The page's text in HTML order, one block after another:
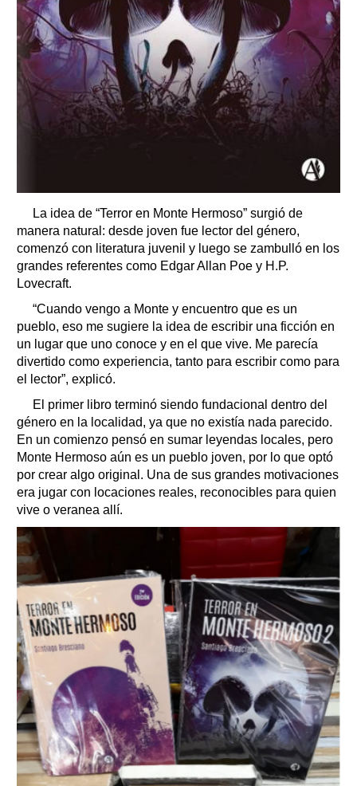
La idea de “Terror en Monte Hermoso” surgió de
manera natural: desde joven fue lector del género,
comenzó con literatura juvenil y luego se zambulló en los
grandes referentes como Edgar Allan Poe y H.P.
Lovecraft.
“Cuando vengo a Monte y encuentro que es un
pueblo, eso me sugiere la idea de escribir una ficción en
un lugar que uno conoce y en el que vive. Me parecía
divertido como experiencia, tanto para escribir como para
el lector”, explicó.
El primer libro terminó siendo fundacional dentro del
género en la localidad, ya que no existía nada parecido.
En un comienzo pensó en sumar leyendas locales, pero
Monte Hermoso aún es un pueblo joven, por lo que optó
por crear algo original. Una de sus grandes motivaciones
era jugar con locaciones reales, reconocibles para quien
vive o veranea allí.